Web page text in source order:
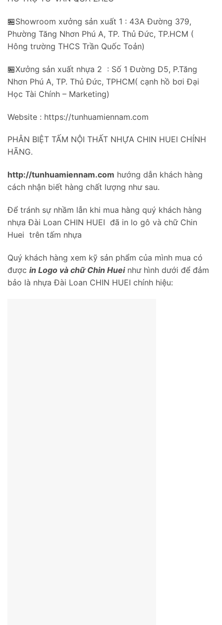
🏪Showroom xưởng sản xuất 1 : 43A Đường 379,
Phường Tăng Nhơn Phú A, TP. Thủ Đức, TP.HCM (
Hông trường THCS Trần Quốc Toản)
🏪Xưởng sản xuất nhựa 2 : Số 1 Đường D5, P.Tăng
Nhơn Phú A, TP. Thủ Đức, TPHCM( cạnh hồ bơi Đại
Học Tài Chính – Marketing)
Website : https://tunhuamiennam.com
PHÂN BIỆT TẤM NỘI THẤT NHỰA CHIN HUEI CHÍNH
HÃNG.
http://tunhuamiennam.com hướng dẫn khách hàng
cách nhận biết hàng chất lượng như sau.
Để tránh sự nhầm lẫn khi mua hàng quý khách hàng
nhựa Đài Loan CHIN HUEI đã in lo gô và chữ Chin
Huei trên tấm nhựa
Quý khách hàng xem kỹ sản phẩm của mình mua có
được in Logo và chữ Chin Hueinhư hình dưới để đảm
bảo là nhựa Đài Loan CHIN HUEI chính hiệu: